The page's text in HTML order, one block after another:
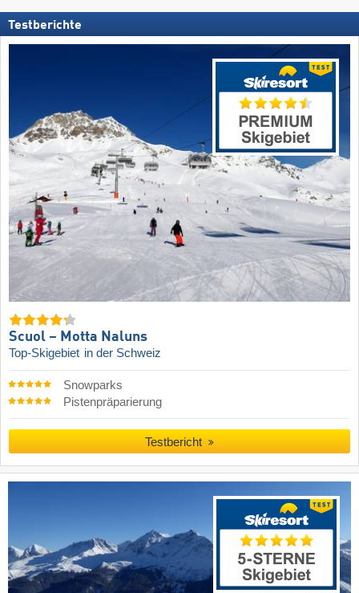
Testberichte
Scuol – Motta Naluns
Top-Skigebiet in der Schweiz
Snowparks
Pistenpräparierung
Testbericht